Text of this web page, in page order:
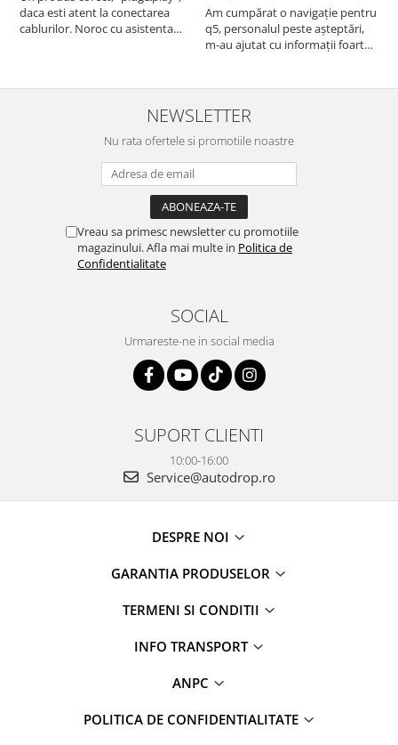
daca esti atent la conectarea
cablurilor. Noroc cu asistenta
atras atentia ca nu era conectat
cablul de video de la camera
Am cumpărat o navigație pentru
q5, personalul peste așteptări,
m-au ajutat cu informații foarte
serviabili, livrare rapidă, suport
tehnic, totul impecabil, o să revin
la ei și pentru vi...
NEWSLETTER
Nu rata ofertele si promotiile noastre
Vreau sa primesc newsletter cu promotiile
magazinului. Afla mai multe in Politica de
Confidentialitate
SOCIAL
Urmareste-ne in social media
SUPORT CLIENTI
10:00-16:00
Service@autodrop.ro
DESPRE NOI
GARANTIA PRODUSELOR
TERMENI SI CONDITII
INFO TRANSPORT
ANPC
POLITICA DE CONFIDENTIALITATE